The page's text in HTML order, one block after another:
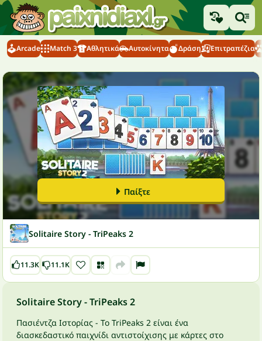
Arcade Match 3 Αθλητικά Αυτοκίνητα Δράση Επιτραπέζια
Παίξτε
Solitaire Story - TriPeaks 2
11.3K 11.1K
Solitaire Story - TriPeaks 2
Πασιέντζα Ιστορίας - Το TriPeaks 2 είναι ένα
διασκεδαστικό παιχνίδι αντιστοίχισης με κάρτες στο